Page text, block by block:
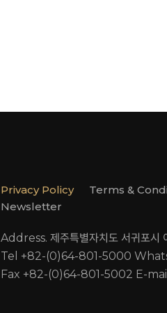
Privacy Policy Terms &
Newsletter
Address. 제주특별자치도 서귀포시
Tel +82-(0)64-801-5000
Fax +82-(0)64-801-5002 E-mail